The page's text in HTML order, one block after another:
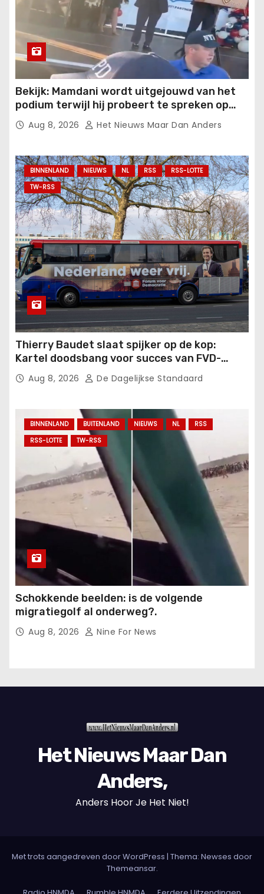
Bekijk: Mamdani wordt uitgejouwd van het
podium terwijl hij probeert te spreken op
een evenement van het New York Police
Department.
Aug 8, 2026 Het Nieuws Maar Dan Anders
BINNENLAND NIEUWS NL RSS
RSS-LOTTE
TW-RSS
Thierry Baudet slaat spijker op de kop:
Kartel doodsbang voor succes van FVD-
school.
Aug 8, 2026 De Dagelijkse Standaard
BINNENLAND BUITENLAND NIEUWS NL
RSS
RSS-LOTTE
TW-RSS
Schokkende beelden: is de volgende
migratiegolf al onderweg?.
Aug 8, 2026 Nine For News
Het Nieuws Maar Dan
Anders,
Anders Hoor Je Het Niet!
Met trots aangedreven door WordPress | Thema: Newses door
Themeansar.